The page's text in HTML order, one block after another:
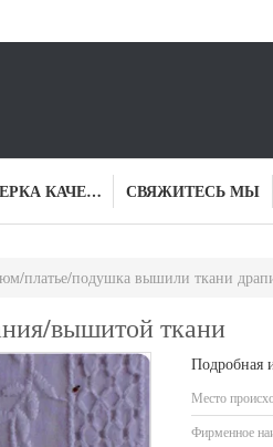
ПРОВЕРКА КАЧЕСТВА СВЯЖИТЕСЬ МЫ
платье/подушка вышили ткани
вышитой ткани
Подробная
Место
Фирменное